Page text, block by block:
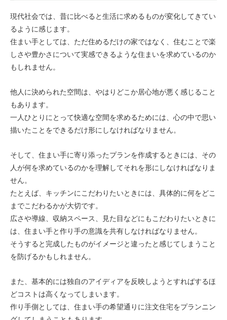
現代社会では、昔に比べると生活に求めるものが変化してきてい
るように感じます。
住まい手としては、ただ住めるだけの家ではなく、住むことで楽
しさや豊かさについて実感できるような住まいを求めているのか
もしれません。
他人に決められた空間は、やはりどこか居心地が悪く感じること
もあります。
一人ひとりにとって快適な空間を求めるためには、心の中で思い
描いたことをできるだけ形にしなければなりません。
そして、住まい手に寄り添ったプランを作成するときには、その
人が何を求めているのかを理解してそれを形にしなければなりま
せん。
たとえば、キッチンにこだわりたいときには、具体的に何をどこ
までこだわるかが大切です。
広さや導線、収納スペース、見た目などにもこだわりたいときに
は、住まい手と作り手の意識を共有しなければなりません。
そうすると完成したものがイメージと違ったと感じてしまうこと
を防げるかもしれません。
また、基本的には独自のアイディアを反映しようとすればするほ
どコストは高くなってしまいます。
作り手側としては、住まい手の希望通りに注文住宅をプランニン